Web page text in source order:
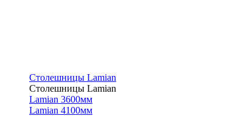
Столешницы Lamian
Столешницы Lamian
Lamian 3600мм
Lamian 4100мм